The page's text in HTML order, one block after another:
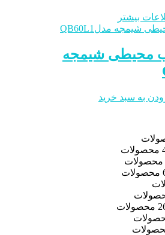
بیشتر
محیطی‌ شیمجه
به سبد خرید